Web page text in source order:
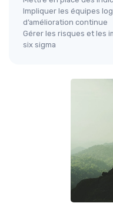
Impliquer les équipes
d’amélioration continue
Gérer les risques et les
six sigma